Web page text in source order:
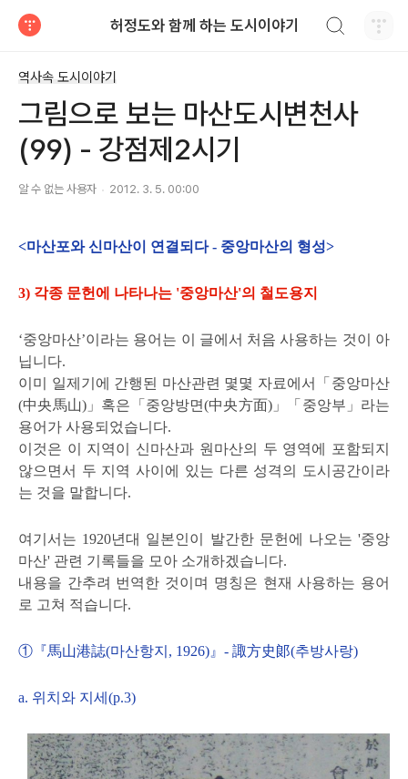
허정도와 함께 하는 도시이야기
역사속 도시이야기
그림으로 보는 마산도시변천사
(99) - 강점제2시기
알 수 없는 사용자 2012. 3. 5. 00:00
<마산포와 신마산이 연결되다 - 중앙마산의 형성>
3) 각종 문헌에 나타나는 '중앙마산'의 철도용지
‘중앙마산’이라는 용어는 이 글에서 처음 사용하는 것이 아
닙니다.
이미 일제기에 간행된 마산관련 몇몇 자료에서「중앙마산
(中央馬山)」혹은「중앙방면(中央方面)」「중앙부」라는
용어가 사용되었습니다.
이것은 이 지역이 신마산과 원마산의 두 영역에 포함되지
않으면서 두 지역 사이에 있는 다른 성격의 도시공간이라
는 것을 말합니다.
여기서는 1920년대 일본인이 발간한 문헌에 나오는 '중앙
마산' 관련 기록들을 모아 소개하겠습니다.
내용을 간추려 번역한 것이며 명칭은 현재 사용하는 용어
로 고쳐 적습니다.
①『馬山港誌(마산항지, 1926)』- 諏方史郞(추방사랑)
a. 위치와 지세(p.3)